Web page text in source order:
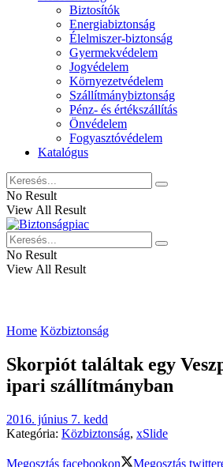
Biztosítók
Energiabiztonság
Élelmiszer-biztonság
Gyermekvédelem
Jogvédelem
Környezetvédelem
Szállítmánybiztonság
Pénz- és értékszállítás
Önvédelem
Fogyasztóvédelem
Katalógus
No Result
View All Result
No Result
View All Result
Home Közbiztonság
Skorpiót találtak egy
ipari szállítmányban
2016. június 7. kedd
Kategória: Közbiztonság, xSlide
Megosztás facebookon Megosztás